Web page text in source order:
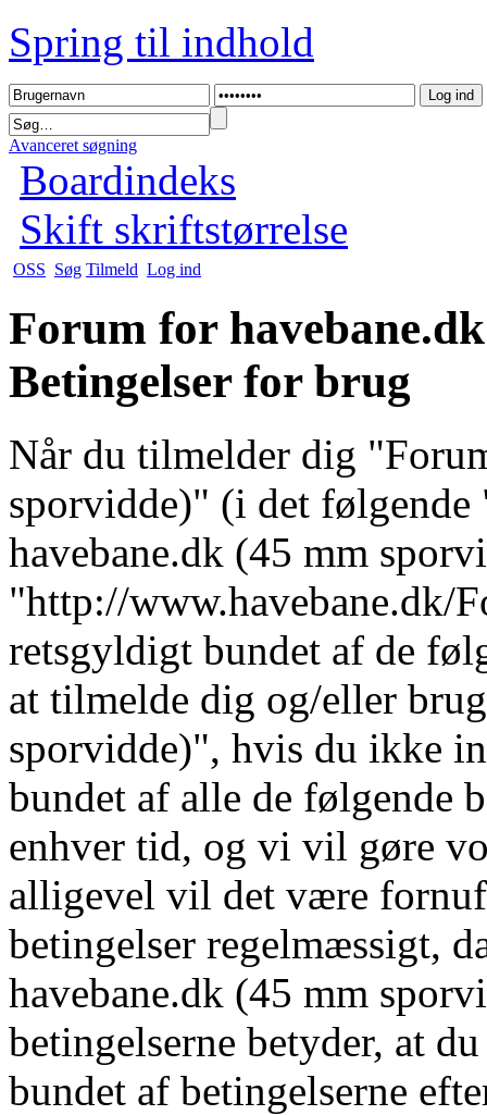
Spring til indhold
Avanceret søgning
Boardindeks
Skift skriftstørrelse
OSS Søg Tilmeld Log ind
Forum for
Betingelser for brug
Når du tilmelder dig
sporvidde)" (i det
havebane.dk (45 mm
"http://
retsgyldigt bundet af de
at tilmelde dig og/eller
sporvidde)", hvis du ikke
bundet af alle de følgende
enhver tid, og vi vil gøre
alligevel vil det være
betingelser regelmæssigt,
havebane.dk (45 mm
betingelserne betyder, at
bundet af betingelserne